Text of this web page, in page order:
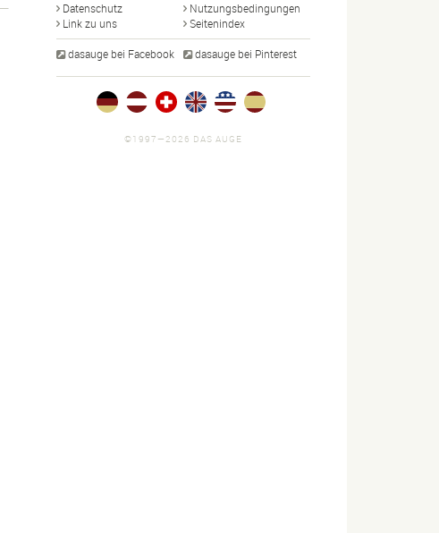
Datenschutz
Nutzungsbedingungen
Link zu uns
Seitenindex
dasauge bei Facebook dasauge bei Pinterest
©1997—2026 DAS AUGE